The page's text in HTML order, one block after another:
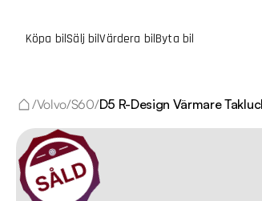
Köpa bilSälj bilVärdera bilByta bil
/Volvo/S60/D5 R-Design Värmare